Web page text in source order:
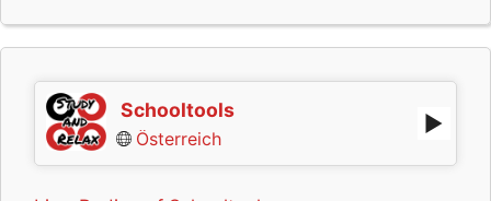
Schooltools
Österreich